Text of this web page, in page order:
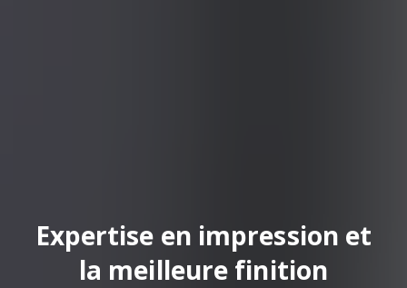
Expertise en impression et
la meilleure finition